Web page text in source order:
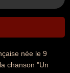
née le 9
chanson "Un